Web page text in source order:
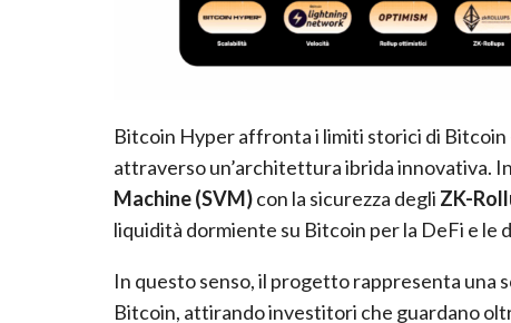
Bitcoin Hyper affronta i limiti storici di
attraverso un’architettura ibrida innovativa.
Machine (SVM)con la sicurezza degli ZK-
liquidità dormiente su Bitcoin per la DeFi e le
In questo senso, il progetto rappresenta una
Bitcoin, attirando investitori che guardano